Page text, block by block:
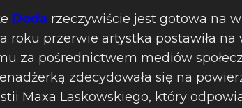
Doda rzeczywiście jest gotowa na
roku przerwie artystka postawiła
za pośrednictwem mediów
zdecydowała się na
Maxa Laskowskiego, który